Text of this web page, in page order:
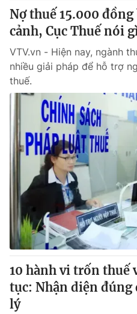
Nợ thuế 15.000
cảnh, Cục Thuế nói
VTV.vn - Hiện nay, ngành
nhiều giải pháp để hỗ trợ
thuế.
10 hành vi trốn thuế
tục: Nhận diện
lý